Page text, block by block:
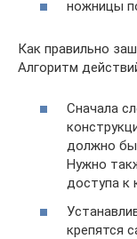
ножницы
Как правильно
Алгоритм
Сначала
должно
Нужно
доступа к
крепятся